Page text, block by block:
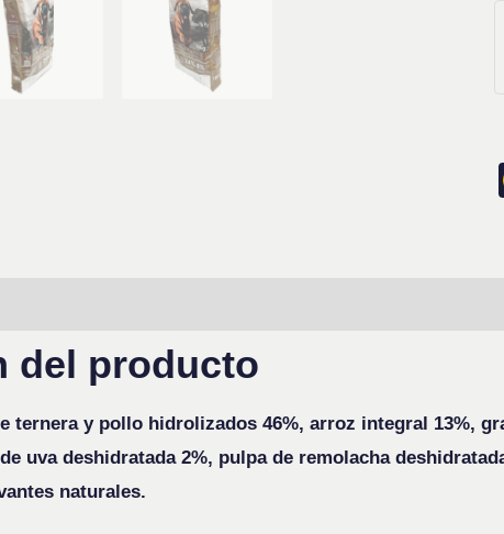
del producto
ternera y pollo hidrolizados 46%, arroz integral 13%,
uva deshidratada 2%, pulpa de remolacha
naturales.